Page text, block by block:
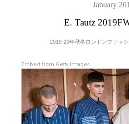
January
E. Tautz
2019-20年秋冬ロンドンファッ
Embed from Getty Images